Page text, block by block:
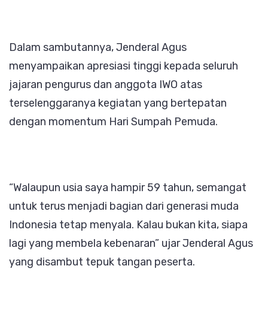
Dalam sambutannya, Jenderal Agus
menyampaikan apresiasi tinggi kepada seluruh
jajaran pengurus dan anggota IWO atas
terselenggaranya kegiatan yang bertepatan
dengan momentum Hari Sumpah Pemuda.
“Walaupun usia saya hampir 59 tahun, semangat
untuk terus menjadi bagian dari generasi muda
Indonesia tetap menyala. Kalau bukan kita, siapa
lagi yang membela kebenaran” ujar Jenderal Agus
yang disambut tepuk tangan peserta.